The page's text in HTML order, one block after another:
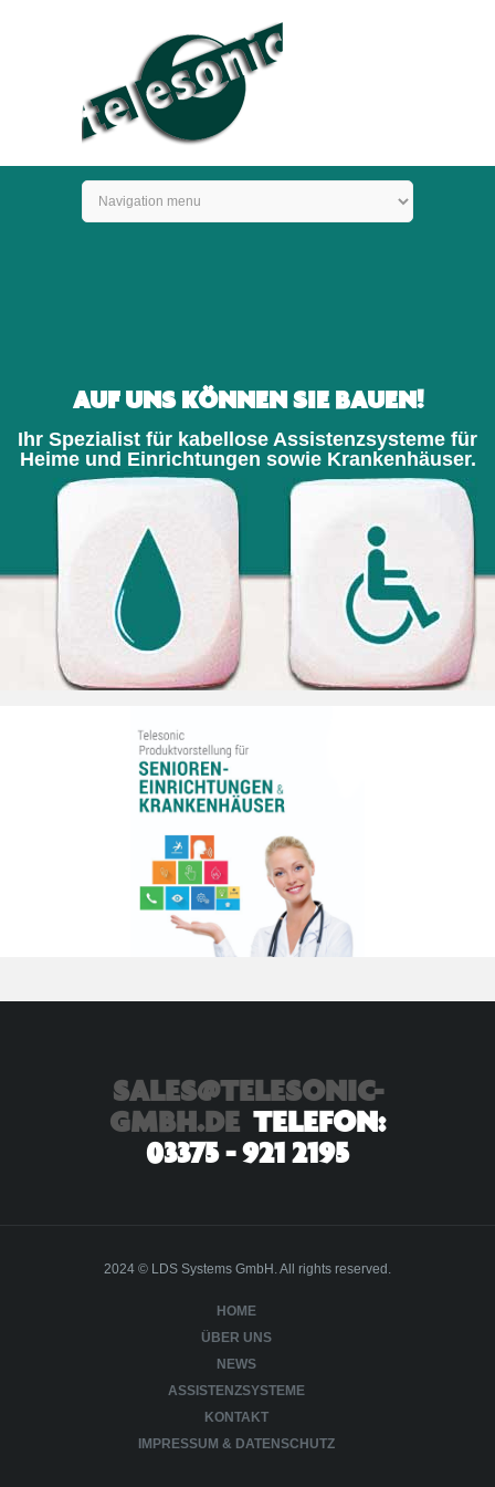
AUF UNS KÖNNEN SIE BAUEN!
Ihr Spezialist für kabellose Assistenzsysteme für
Heime und Einrichtungen sowie Krankenhäuser.
SALES@TELESONIC-
GMBH.DE TELEFON:
03375 - 921 2195
2024 © LDS Systems GmbH. All rights reserved.
HOME
ÜBER UNS
NEWS
ASSISTENZSYSTEME
KONTAKT
IMPRESSUM & DATENSCHUTZ